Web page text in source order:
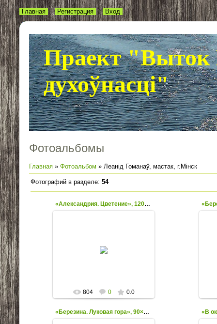
Праект "Выток
духоўнасці"
Главная Регистрация Вход
Фотоальбомы
Главная » Фотоальбом » Леанід Гоманаў, мастак, г.Мінск
Фотографий в разделе: 54
«Александрия. Цветение», 120×100, х.м., 2010
804 0 0.0
«Березина. Луковая гора», 90×120, х.м., 2009